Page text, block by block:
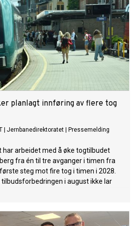
planlagt innføring av flere tog
Jernbanedirektoratet Pressemelding
arbeidet med å øke togtilbudet
fra én til tre avganger i timen fra
steg mot fire tog i timen i 2028.
tilbudsforbedringen i august ikke lar